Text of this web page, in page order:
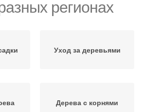
регионах
Уход за деревьями
Дерева с корнями